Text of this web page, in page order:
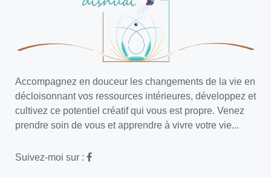
Accompagnez en douceur les changements de la vie en
décloisonnant vos ressources intérieures, développez et
cultivez ce potentiel créatif qui vous est propre. Venez
prendre soin de vous et apprendre à vivre votre vie...
Suivez-moi sur :